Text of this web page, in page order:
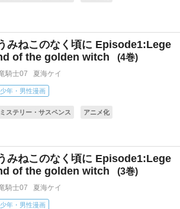
みねこのなく頃に Episode1:Lege
of the golden witch
4
騎士07 夏海ケイ
少年・男性漫画
ミステリー・サスペンス
アニメ化
みねこのなく頃に Episode1:Lege
of the golden witch
3
騎士07 夏海ケイ
少年・男性漫画